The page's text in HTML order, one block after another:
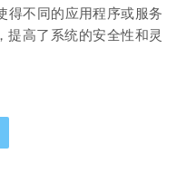
得不同的应用程序或服务
提高了系统的安全性和灵